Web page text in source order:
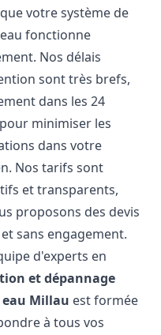
votre système de
fonctionne
Nos délais
sont très brefs,
dans les 24
minimiser les
dans votre
Nos tarifs sont
et transparents,
proposons des devis
sans engagement.
d'experts en
et dépannage
Millau est formée
à tous vos